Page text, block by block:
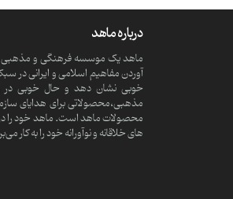
درباره ماهد
آوردن مفاهیم اسلامی و ایرانی در
خوبی نشان دهد و حال خوبی در
مذهبی،محصولاتی برای هدایای
محصولات ماهد است. ماهد خود را در
های خلاقانه و نوآورانه خود را به کار